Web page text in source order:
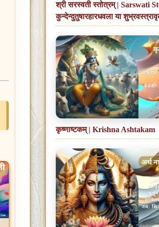
श्री सरस्वती स्तोत्रम् | Sarswati
कुन्देन्दुतुषारहारधवला या
कृष्णाष्टकम् | Krishna Ashtakam